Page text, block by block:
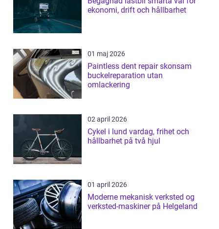
ekonomi, drift och hållbarhet
01 maj 2026
Paintless dent repair skonsam
buckelreparation utan
omlackering
02 april 2026
Cykel i lund vardag, frihet och
hållbarhet på två hjul
01 april 2026
Moderne mekanisk verksted og
verksted-maskiner på Helgeland